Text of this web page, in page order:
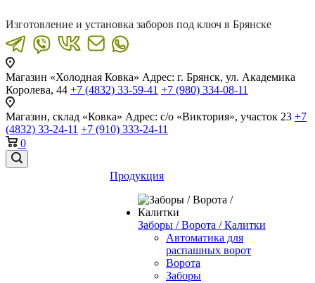
Изготовление и установка заборов под ключ в Брянске
Магазин «Холодная Ковка» Адрес: г. Брянск, ул. Академика
Королева, 44 +7 (4832) 33-59-41 +7 (980) 334-08-11
Магазин, склад «Ковка» Адрес: с/о «Виктория», участок 23 +7
(4832) 33-24-11 +7 (910) 333-24-11
0
Продукция
Заборы / Ворота / Калитки
Автоматика для
распашных ворот
Ворота
Заборы